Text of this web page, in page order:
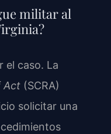
militar al
el caso. La
Act (SCRA)
solicitar una